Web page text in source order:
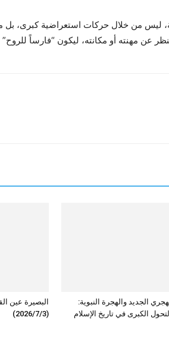
ليس من خلال حركات استعراضية كبرى،
عن مهنته أو مكانته، ليكون “فارساً
البصيرة عين
(2026/7/3)
الجديد والهجرة النبوية:
الكبرى في تاريخ الإسلام